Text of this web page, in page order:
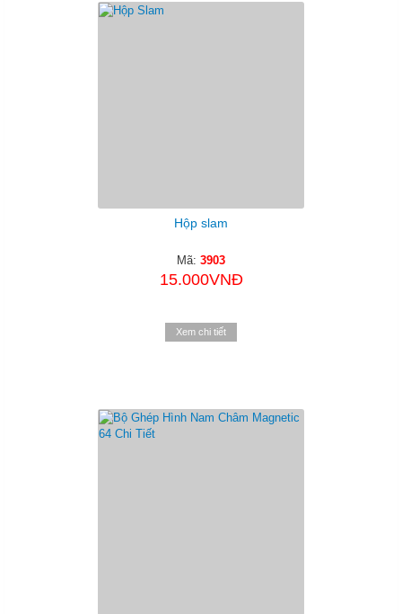
Hộp slam
Mã: 3903
15.000VNĐ
Xem chi tiết